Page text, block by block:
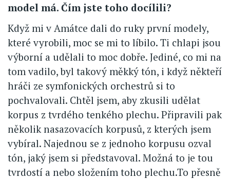
model má. Čím jste toho docílili?
Když mi v Amátce dali do ruky první modely,
které vyrobili, moc se mi to líbilo. Ti chlapi jsou
výborní a udělali to moc dobře. Jediné, co mi na
tom vadilo, byl takový měkký tón, i když někteří
hráči ze symfonických orchestrů si to
pochvalovali. Chtěl jsem, aby zkusili udělat
korpus z tvrdého tenkého plechu. Připravili pak
několik nasazovacích korpusů, z kterých jsem
vybíral. Najednou se z jednoho korpusu ozval
tón, jaký jsem si představoval. Možná to je tou
tvrdostí a nebo složením toho plechu.To přesně